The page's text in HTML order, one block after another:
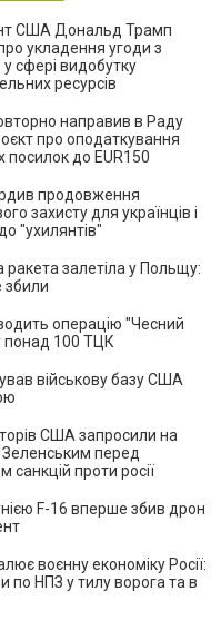
США Дональд Трамп
укладення угоди з
сфері видобутку
ресурсів
направив в Раду
про оподаткування
посилок до EUR150
продовження
захисту для українців і
"ухилянтів"
ракета залетіла у Польщу:
збили
операцію "Чесний
понад 100 ТЦК
військову базу США
США запросили на
Зеленським перед
санкцій проти росії
F-16 вперше збив дрон
воєнну економіку Росії:
по НПЗ у тилу ворога та в